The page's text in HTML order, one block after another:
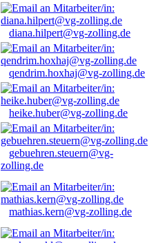
diana.hilpert@vg-zolling.de
qendrim.hoxhaj@vg-zolling.de
heike.huber@vg-zolling.de
gebuehren.steuern@vg-
zolling.de
mathias.kern@vg-zolling.de